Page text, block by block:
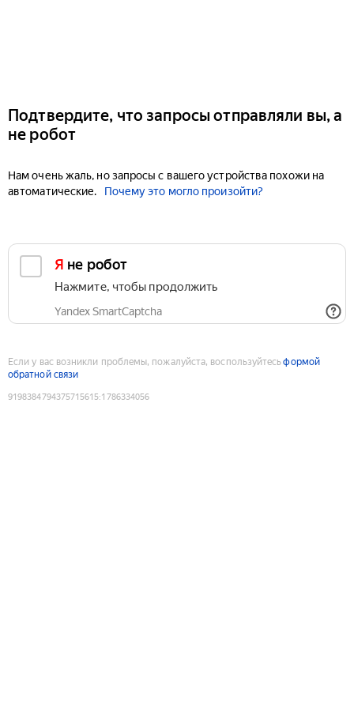
Подтвердите, что запросы отправляли вы, а
не робот
Нам очень жаль, но запросы с вашего устройства похожи на
автоматические.
Почему это могло произойти?
Я не робот
Нажмите, чтобы продолжить
Yandex SmartCaptcha
Если у вас возникли проблемы, пожалуйста, воспользуйтесьформой
обратной связи
9198384794375715615:1786334056